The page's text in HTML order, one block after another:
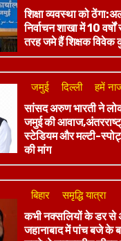
शिक्षा व्यवस्था को
निर्वाचन शाखा में 10
तरह जमे हैं शिक्षक विवेक
जमुई दिल्ली हमें
​सांसद अरुण भारती ने
जमुई की
स्टेडियम और मल्टी-
की मांग
बिहार समृद्धि यात्रा
कभी नक्सलियों के डर
जहानाबाद में पांच बजे के